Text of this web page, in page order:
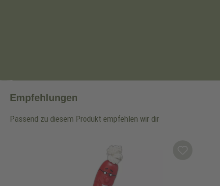
Empfehlungen
Passend zu diesem Produkt empfehlen wir dir